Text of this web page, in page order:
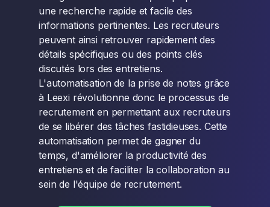
une recherche rapide et facile des
informations pertinentes. Les recruteurs
peuvent ainsi retrouver rapidement des
détails spécifiques ou des points clés
discutés lors des entretiens.
L'automatisation de la prise de notes grâce
à Leexi révolutionne donc le processus de
recrutement en permettant aux recruteurs
de se libérer des tâches fastidieuses. Cette
automatisation permet de gagner du
temps, d'améliorer la productivité des
entretiens et de faciliter la collaboration au
sein de l'équipe de recrutement.